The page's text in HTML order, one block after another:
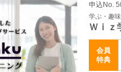
申込No.
学ぶ・趣
Ｗｉｚ
会員
特典